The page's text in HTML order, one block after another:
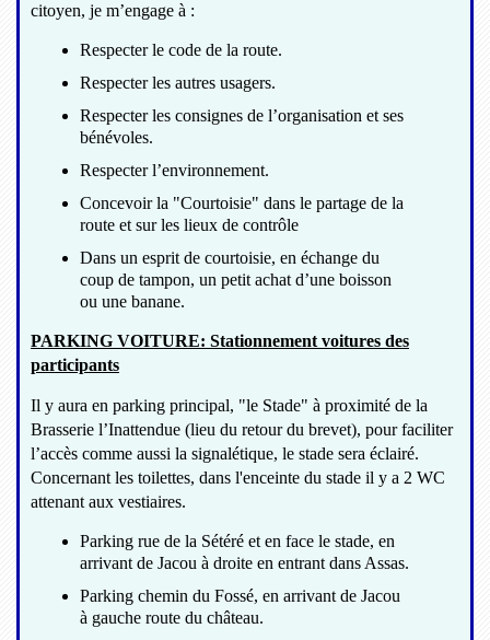
citoyen, je m’engage à :
Respecter le code de la route.
Respecter les autres usagers.
Respecter les consignes de l’organisation et ses
bénévoles.
Respecter l’environnement.
Concevoir la "Courtoisie" dans le partage de la
route et sur les lieux de contrôle
Dans un esprit de courtoisie, en échange du
coup de tampon, un petit achat d’une boisson
ou une banane.
PARKING VOITURE: Stationnement voitures des
participants
Il y aura en parking principal, "le Stade" à proximité de la
Brasserie l’Inattendue (lieu du retour du brevet), pour faciliter
l’accès comme aussi la signalétique, le stade sera éclairé.
Concernant les toilettes, dans l'enceinte du stade il y a 2 WC
attenant aux vestiaires.
Parking rue de la Sétéré et en face le stade, en
arrivant de Jacou à droite en entrant dans Assas.
Parking chemin du Fossé, en arrivant de Jacou
à gauche route du château.